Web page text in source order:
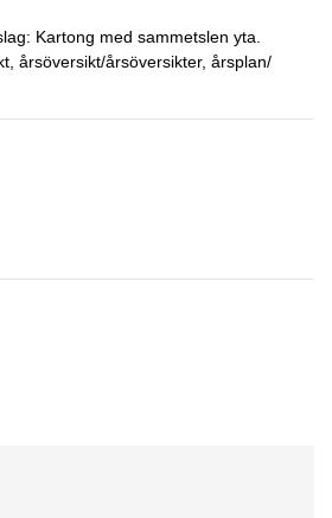
Kartong med sammetslen yta.
årsöversikt/årsöversikter, årsplan/